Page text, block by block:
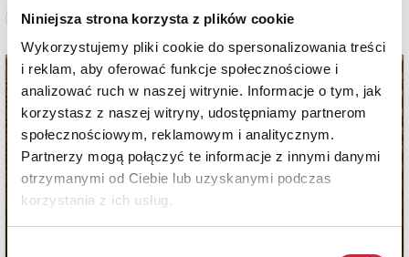
Niniejsza strona korzysta z plików cookie
Wykorzystujemy pliki cookie do spersonalizowania treści
i reklam, aby oferować funkcje społecznościowe i
analizować ruch w naszej witrynie. Informacje o tym, jak
korzystasz z naszej witryny, udostępniamy partnerom
społecznościowym, reklamowym i analitycznym.
Partnerzy mogą połączyć te informacje z innymi danymi
otrzymanymi od Ciebie lub uzyskanymi podczas
korzystania z ich usług.
Zobacz pełne informacje